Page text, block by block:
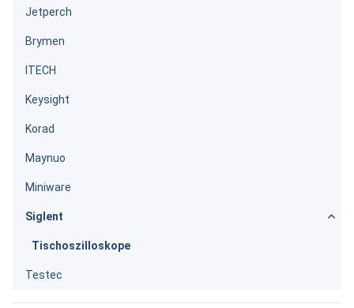
Jetperch
Brymen
ITECH
Keysight
Korad
Maynuo
Miniware
Siglent
Tischoszilloskope
Testec